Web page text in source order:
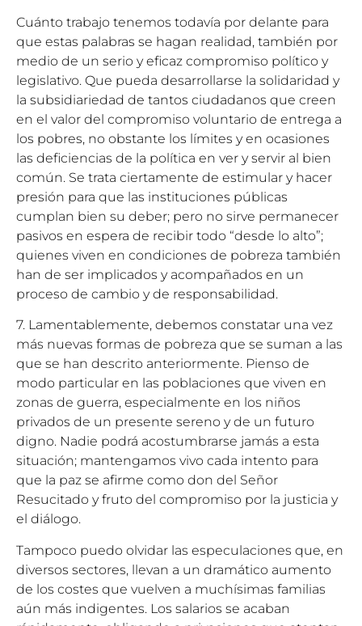
Cuánto trabajo tenemos todavía por delante para
que estas palabras se hagan realidad, también por
medio de un serio y eficaz compromiso político y
legislativo. Que pueda desarrollarse la solidaridad y
la subsidiariedad de tantos ciudadanos que creen
en el valor del compromiso voluntario de entrega a
los pobres, no obstante los límites y en ocasiones
las deficiencias de la política en ver y servir al bien
común. Se trata ciertamente de estimular y hacer
presión para que las instituciones públicas
cumplan bien su deber; pero no sirve permanecer
pasivos en espera de recibir todo “desde lo alto”;
quienes viven en condiciones de pobreza también
han de ser implicados y acompañados en un
proceso de cambio y de responsabilidad.
7. Lamentablemente, debemos constatar una vez
más nuevas formas de pobreza que se suman a las
que se han descrito anteriormente. Pienso de
modo particular en las poblaciones que viven en
zonas de guerra, especialmente en los niños
privados de un presente sereno y de un futuro
digno. Nadie podrá acostumbrarse jamás a esta
situación; mantengamos vivo cada intento para
que la paz se afirme como don del Señor
Resucitado y fruto del compromiso por la justicia y
el diálogo.
Tampoco puedo olvidar las especulaciones que, en
diversos sectores, llevan a un dramático aumento
de los costes que vuelven a muchísimas familias
aún más indigentes. Los salarios se acaban